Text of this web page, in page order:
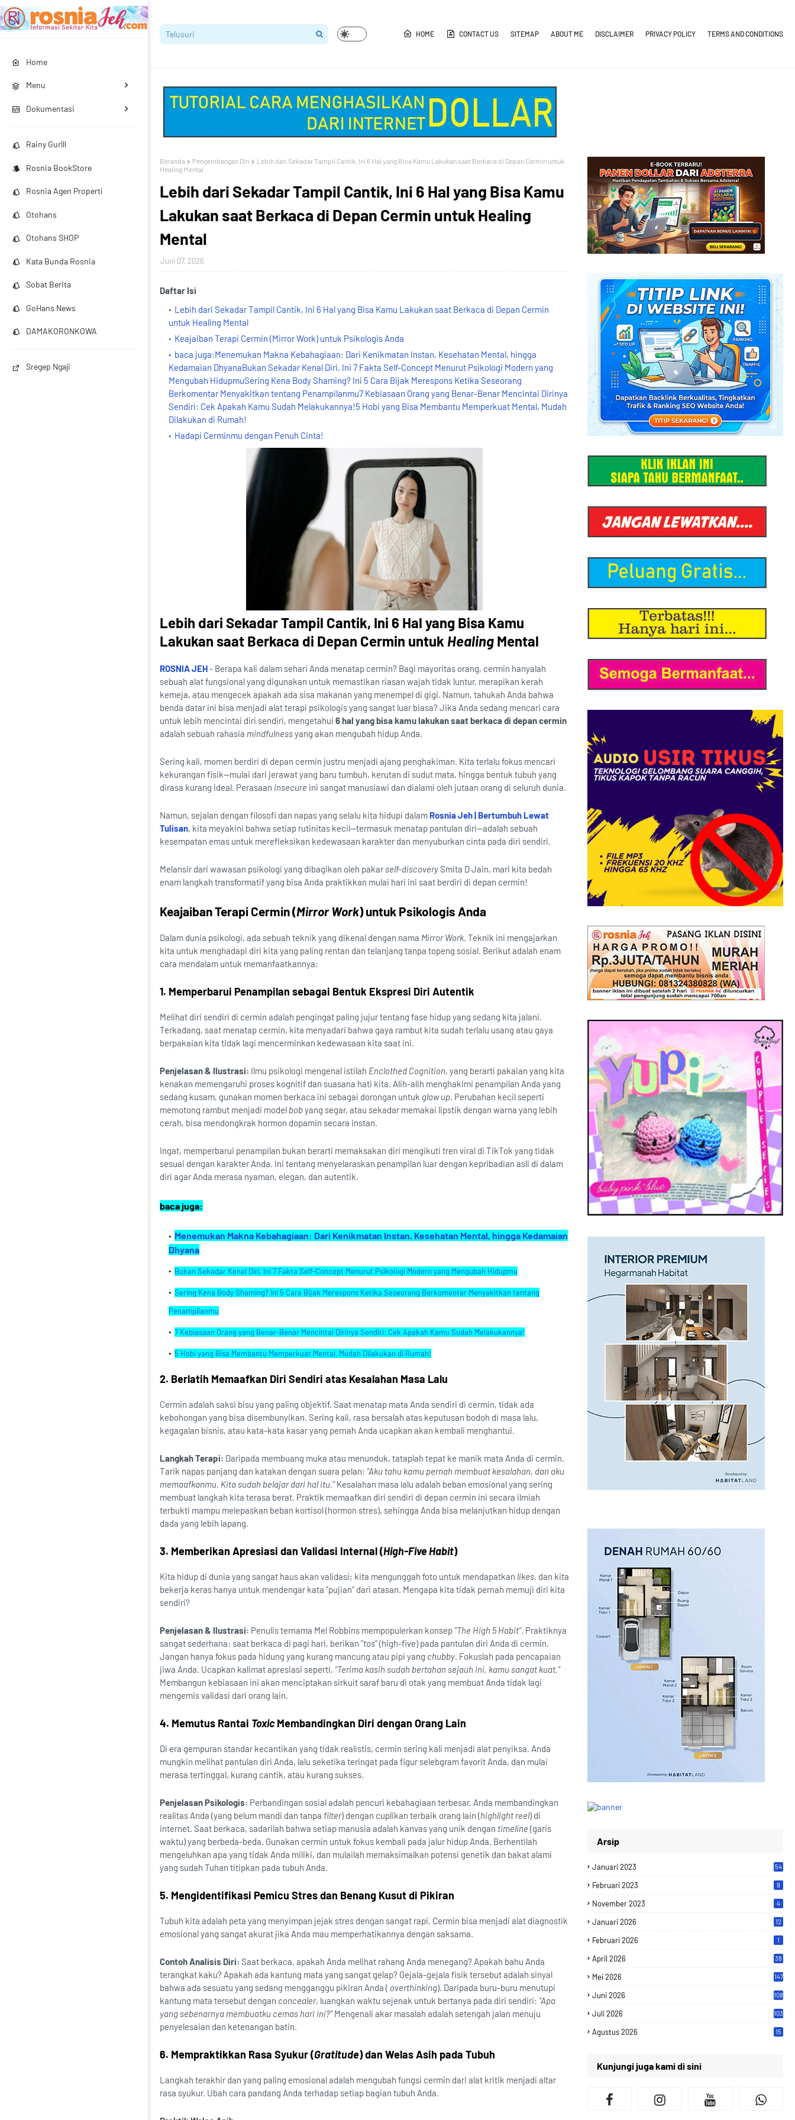
Home
Menu
Dokumentasi
Rainy Gurlll
Rosnia BookStore
Rosnia Agen Properti
Otohans
Otohans SHOP
Kata Bunda Rosnia
Sobat Berita
GoHans News
DAMAKORONKOWA
Sregep Ngaji
HOME CONTACT US SITEMAP ABOUT ME DISCLAIMER PRIVACY POLICY TERMS AND CONDITIONS
Beranda Pengembangan Diri
Lebih dari Sekadar Tampil Cantik, Ini 6 Hal yang Bisa Kamu Lakukan saat Berkaca di Depan Cermin untuk
Healing Mental
Lebih dari Sekadar Tampil Cantik, Ini 6 Hal yang Bisa Kamu
Lakukan saat Berkaca di Depan Cermin untuk Healing
Mental
Juni 07, 2026
Daftar Isi
Lebih dari Sekadar Tampil Cantik, Ini 6 Hal yang Bisa Kamu Lakukan saat Berkaca di Depan Cermin
untuk Healing Mental
Keajaiban Terapi Cermin (Mirror Work) untuk Psikologis Anda
baca juga:Menemukan Makna Kebahagiaan: Dari Kenikmatan Instan, Kesehatan Mental, hingga
Kedamaian DhyanaBukan Sekadar Kenal Diri, Ini 7 Fakta Self-Concept Menurut Psikologi Modern yang
Mengubah HidupmuSering Kena Body Shaming? Ini 5 Cara Bijak Merespons Ketika Seseorang
Berkomentar Menyakitkan tentang Penampilanmu7 Kebiasaan Orang yang Benar-Benar Mencintai Dirinya
Sendiri: Cek Apakah Kamu Sudah Melakukannya!5 Hobi yang Bisa Membantu Memperkuat Mental, Mudah
Dilakukan di Rumah!
Hadapi Cerminmu dengan Penuh Cinta!
Lebih dari Sekadar Tampil Cantik, Ini 6 Hal yang Bisa Kamu
Lakukan saat Berkaca di Depan Cermin untuk Healing Mental
ROSNIA JEH- Berapa kali dalam sehari Anda menatap cermin? Bagi mayoritas orang, cermin hanyalah
sebuah alat fungsional yang digunakan untuk memastikan riasan wajah tidak luntur, merapikan kerah
kemeja, atau mengecek apakah ada sisa makanan yang menempel di gigi. Namun, tahukah Anda bahwa
benda datar ini bisa menjadi alat terapi psikologis yang sangat luar biasa? Jika Anda sedang mencari cara
untuk lebih mencintai diri sendiri, mengetahui 6 hal yang bisa kamu lakukan saat berkaca di depan cermin
adalah sebuah rahasia mindfulnessyang akan mengubah hidup Anda.
Sering kali, momen berdiri di depan cermin justru menjadi ajang penghakiman. Kita terlalu fokus mencari
kekurangan fisik—mulai dari jerawat yang baru tumbuh, kerutan di sudut mata, hingga bentuk tubuh yang
dirasa kurang ideal. Perasaan insecure ini sangat manusiawi dan dialami oleh jutaan orang di seluruh dunia.
Namun, sejalan dengan filosofi dan napas yang selalu kita hidupi dalam Rosnia Jeh | Bertumbuh Lewat
Tulisan, kita meyakini bahwa setiap rutinitas kecil—termasuk menatap pantulan diri—adalah sebuah
kesempatan emas untuk merefleksikan kedewasaan karakter dan menyuburkan cinta pada diri sendiri.
Melansir dari wawasan psikologi yang dibagikan oleh pakarself-discoverySmita D Jain, mari kita bedah
enam langkah transformatif yang bisa Anda praktikkan mulai hari ini saat berdiri di depan cermin!
Keajaiban Terapi Cermin (Mirror Work) untuk Psikologis Anda
Dalam dunia psikologi, ada sebuah teknik yang dikenal dengan nama Mirror Work. Teknik ini mengajarkan
kita untuk menghadapi diri kita yang paling rentan dan telanjang tanpa topeng sosial. Berikut adalah enam
cara mendalam untuk memanfaatkannya:
1. Memperbarui Penampilan sebagai Bentuk Ekspresi Diri Autentik
Melihat diri sendiri di cermin adalah pengingat paling jujur tentang fase hidup yang sedang kita jalani.
Terkadang, saat menatap cermin, kita menyadari bahwa gaya rambut kita sudah terlalu usang atau gaya
berpakaian kita tidak lagi mencerminkan kedewasaan kita saat ini.
Penjelasan & Ilustrasi: Ilmu psikologi mengenal istilah Enclothed Cognition, yang berarti pakaian yang kita
kenakan memengaruhi proses kognitif dan suasana hati kita. Alih-alih menghakimi penampilan Anda yang
sedang kusam, gunakan momen berkaca ini sebagai dorongan untuk glow up. Perubahan kecil seperti
memotong rambut menjadi model bobyang segar, atau sekadar memakai lipstik dengan warna yang lebih
cerah, bisa mendongkrak hormon dopamin secara instan.
Ingat, memperbarui penampilan bukan berarti memaksakan diri mengikuti tren viral di TikTok yang tidak
sesuai dengan karakter Anda. Ini tentang menyelaraskan penampilan luar dengan kepribadian asli di dalam
diri agar Anda merasa nyaman, elegan, dan autentik.
baca juga:
Menemukan Makna Kebahagiaan: Dari Kenikmatan Instan, Kesehatan Mental, hingga Kedamaian
Dhyana
Bukan Sekadar Kenal Diri, Ini 7 Fakta Self-Concept Menurut Psikologi Modern yang Mengubah Hidupmu
Sering Kena Body Shaming? Ini 5 Cara Bijak Merespons Ketika Seseorang Berkomentar Menyakitkan tentang
Penampilanmu
7 Kebiasaan Orang yang Benar-Benar Mencintai Dirinya Sendiri: Cek Apakah Kamu Sudah Melakukannya!
5 Hobi yang Bisa Membantu Memperkuat Mental, Mudah Dilakukan di Rumah!
2. Berlatih Memaafkan Diri Sendiri atas Kesalahan Masa Lalu
Cermin adalah saksi bisu yang paling objektif. Saat menatap mata Anda sendiri di cermin, tidak ada
kebohongan yang bisa disembunyikan. Sering kali, rasa bersalah atas keputusan bodoh di masa lalu,
kegagalan bisnis, atau kata-kata kasar yang pernah Anda ucapkan akan kembali menghantui.
Langkah Terapi: Daripada membuang muka atau menunduk, tataplah tepat ke manik mata Anda di cermin.
Tarik napas panjang dan katakan dengan suara pelan: "Aku tahu kamu pernah membuat kesalahan, dan aku
memaafkanmu. Kita sudah belajar dari hal itu."Kesalahan masa lalu adalah beban emosional yang sering
membuat langkah kita terasa berat. Praktik memaafkan diri sendiri di depan cermin ini secara ilmiah
terbukti mampu melepaskan beban kortisol (hormon stres), sehingga Anda bisa melanjutkan hidup dengan
dada yang lebih lapang.
3. Memberikan Apresiasi dan Validasi Internal (High-Five Habit)
Kita hidup di dunia yang sangat haus akan validasi; kita mengunggah foto untuk mendapatkan likes, dan kita
bekerja keras hanya untuk mendengar kata "pujian" dari atasan. Mengapa kita tidak pernah memuji diri kita
sendiri?
Penjelasan & Ilustrasi: Penulis ternama Mel Robbins mempopulerkan konsep "The High 5 Habit". Praktiknya
sangat sederhana: saat berkaca di pagi hari, berikan "tos" (high-five) pada pantulan diri Anda di cermin.
Jangan hanya fokus pada hidung yang kurang mancung atau pipi yang chubby. Fokuslah pada pencapaian
jiwa Anda. Ucapkan kalimat apresiasi seperti, "Terima kasih sudah bertahan sejauh ini, kamu sangat kuat."
Membangun kebiasaan ini akan menciptakan sirkuit saraf baru di otak yang membuat Anda tidak lagi
mengemis validasi dari orang lain.
4. Memutus Rantai ToxicMembandingkan Diri dengan Orang Lain
Di era gempuran standar kecantikan yang tidak realistis, cermin sering kali menjadi alat penyiksa. Anda
mungkin melihat pantulan diri Anda, lalu seketika teringat pada figur selebgram favorit Anda, dan mulai
merasa tertinggal, kurang cantik, atau kurang sukses.
Penjelasan Psikologis: Perbandingan sosial adalah pencuri kebahagiaan terbesar. Anda membandingkan
realitas Anda (yang belum mandi dan tanpa filter) dengan cuplikan terbaik orang lain (highlight reel) di
internet. Saat berkaca, sadarilah bahwa setiap manusia adalah kanvas yang unik dengan timeline (garis
waktu) yang berbeda-beda. Gunakan cermin untuk fokus kembali pada jalur hidup Anda. Berhentilah
mengeluhkan apa yang tidak Anda miliki, dan mulailah memaksimalkan potensi genetik dan bakat alami
yang sudah Tuhan titipkan pada tubuh Anda.
5. Mengidentifikasi Pemicu Stres dan Benang Kusut di Pikiran
Tubuh kita adalah peta yang menyimpan jejak stres dengan sangat rapi. Cermin bisa menjadi alat diagnostik
emosional yang sangat akurat jika Anda mau memperhatikannya dengan saksama.
Contoh Analisis Diri: Saat berkaca, apakah Anda melihat rahang Anda menegang? Apakah bahu Anda
terangkat kaku? Apakah ada kantung mata yang sangat gelap? Gejala-gejala fisik tersebut adalah sinyal
bahwa ada sesuatu yang sedang mengganggu pikiran Anda ( overthinking). Daripada buru-buru menutupi
kantung mata tersebut dengan concealer, luangkan waktu sejenak untuk bertanya pada diri sendiri: "Apa
yang sebenarnya membuatku cemas hari ini?"Mengenali akar masalah adalah setengah jalan menuju
penyelesaian dan ketenangan batin.
6. Mempraktikkan Rasa Syukur (Gratitude) dan Welas Asih pada Tubuh
Langkah terakhir dan yang paling emosional adalah mengubah fungsi cermin dari alat kritik menjadi altar
rasa syukur. Ubah cara pandang Anda terhadap setiap bagian tubuh Anda.
Arsip
Januari 2023 54
Februari 2023 9
November 2023 4
Januari 2026 12
Februari 2026 1
April 2026 38
Mei 2026 147
Juni 2026 108
Juli 2026 103
Agustus 2026 15
Kunjungi juga kami di sini